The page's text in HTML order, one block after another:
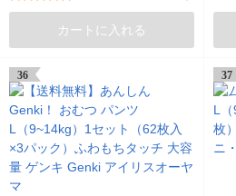
カートに入れる
36 37